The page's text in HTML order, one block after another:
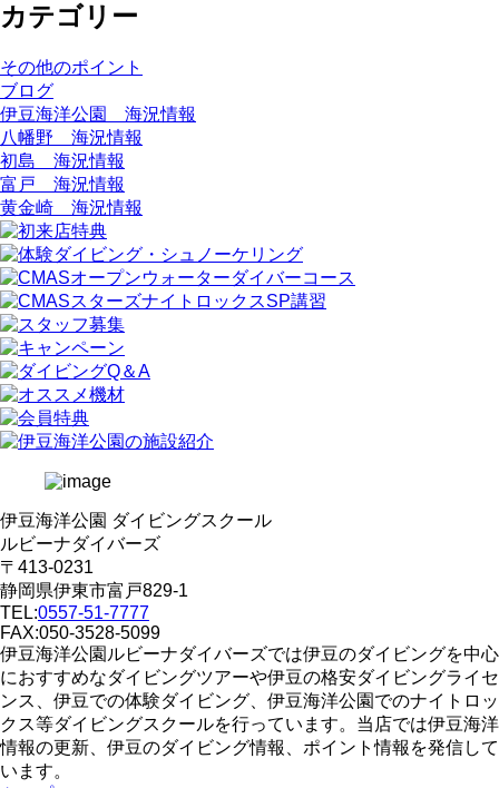
カテゴリー
その他のポイント
ブログ
伊豆海洋公園 海況情報
八幡野 海況情報
初島 海況情報
富戸 海況情報
黄金崎 海況情報
伊豆海洋公園 ダイビングスクール
ルビーナダイバーズ
〒413-0231
静岡県伊東市富戸829-1
TEL:0557-51-7777
FAX:050-3528-5099
伊豆海洋公園ルビーナダイバーズでは伊豆のダイビングを中心
におすすめなダイビングツアーや伊豆の格安ダイビングライセ
ンス、伊豆での体験ダイビング、伊豆海洋公園でのナイトロッ
クス等ダイビングスクールを行っています。当店では伊豆海洋
情報の更新、伊豆のダイビング情報、ポイント情報を発信して
います。